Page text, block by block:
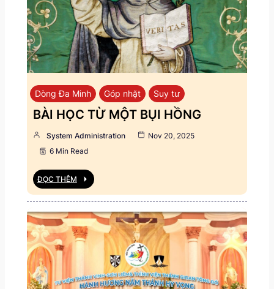
Dòng Đa Minh Góp nhặt Suy tư
BÀI HỌC TỪ MỘT BỤI HỒNG
System Administration
Nov 20, 2025
6 Min Read
ĐỌC THÊM